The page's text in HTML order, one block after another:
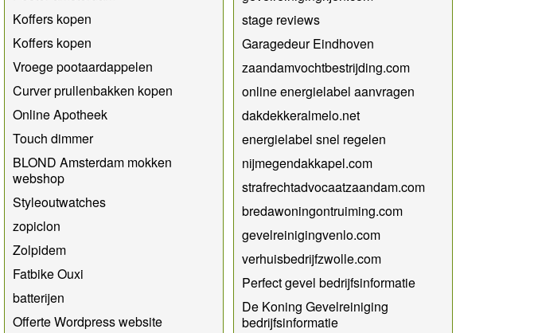
Koffers kopen
Koffers kopen
Vroege pootaardappelen
Curver prullenbakken kopen
Online Apotheek
Touch dimmer
BLOND Amsterdam mokken
webshop
Styleoutwatches
zopiclon
Zolpidem
Fatbike Ouxi
batterijen
Offerte Wordpress website
stage reviews
Garagedeur Eindhoven
zaandamvochtbestrijding.com
online energielabel aanvragen
dakdekkeralmelo.net
energielabel snel regelen
nijmegendakkapel.com
strafrechtadvocaatzaandam.com
bredawoningontruiming.com
gevelreinigingvenlo.com
verhuisbedrijfzwolle.com
Perfect gevel bedrijfsinformatie
De Koning Gevelreiniging
bedrijfsinformatie